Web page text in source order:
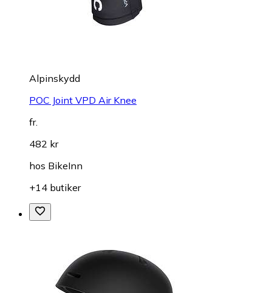
Alpinskydd
POC Joint VPD Air Knee
fr.
482 kr
hos BikeInn
+14 butiker